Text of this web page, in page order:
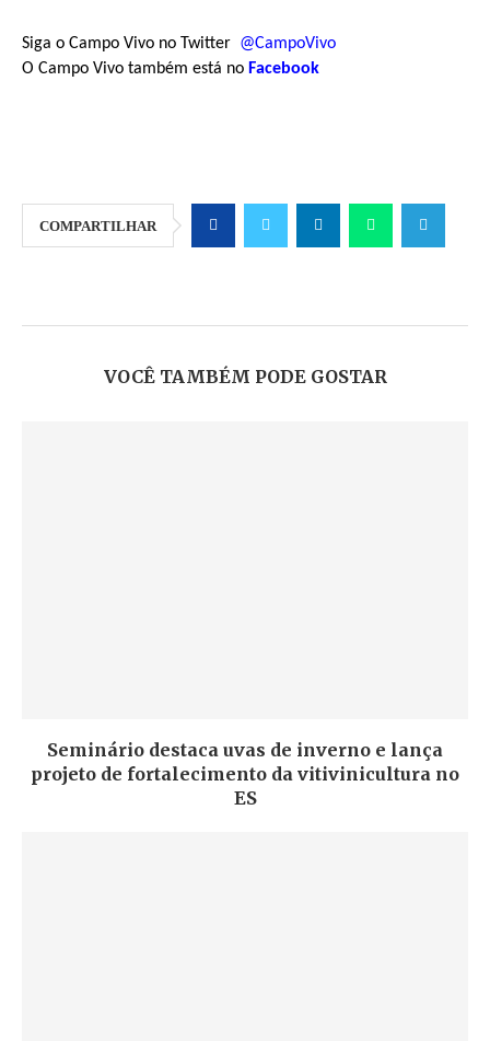
Siga o Campo Vivo no Twitter @CampoVivo
O Campo Vivo também está no Facebook
COMPARTILHAR
VOCÊ TAMBÉM PODE GOSTAR
Seminário destaca uvas de inverno e lança
projeto de fortalecimento da vitivinicultura no
ES